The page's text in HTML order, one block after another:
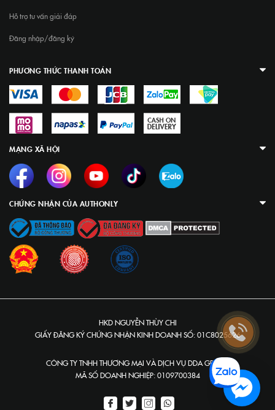
Hỗ trợ tư vấn giải đáp
Đăng nhập/đăng ký
PHƯƠNG THỨC THANH TOÁN
MẠNG XÃ HỘI
CHỨNG NHẬN CỦA AUTHONLY
HKD NGUYỄN THÙY CHI
GIẤY ĐĂNG KÝ CHỨNG NHẬN KINH DOANH SỐ: 01C8025626
CÔNG TY TNHH THƯƠNG MẠI VÀ DỊCH VỤ DDA GROUP
MÃ SỐ DOANH NGHIỆP: 0109700384